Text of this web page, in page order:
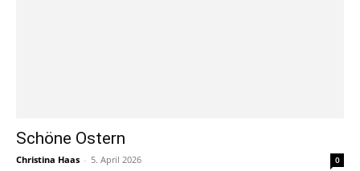
Schöne Ostern
Christina Haas - 5. April 2026 0